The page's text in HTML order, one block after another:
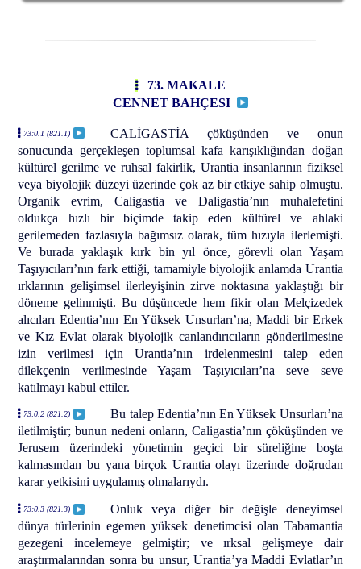
73. MAKALE
CENNET BAHÇESI
73:0.1 (821.1)
CALİGASTİA çöküşünden ve onun
sonucunda gerçekleşen toplumsal kafa karışıklığından doğan
kültürel gerilme ve ruhsal fakirlik, Urantia insanlarının fiziksel
veya biyolojik düzeyi üzerinde çok az bir etkiye sahip olmuştu.
Organik evrim, Caligastia ve Daligastia’nın muhalefetini
oldukça hızlı bir biçimde takip eden kültürel ve ahlaki
gerilemeden fazlasıyla bağımsız olarak, tüm hızıyla ilerlemişti.
Ve burada yaklaşık kırk bin yıl önce, görevli olan Yaşam
Taşıyıcıları’nın fark ettiği, tamamiyle biyolojik anlamda Urantia
ırklarının gelişimsel ilerleyişinin zirve noktasına yaklaştığı bir
döneme gelinmişti. Bu düşüncede hem fikir olan Melçizedek
alıcıları Edentia’nın En Yüksek Unsurları’na, Maddi bir Erkek
ve Kız Evlat olarak biyolojik canlandırıcıların gönderilmesine
izin verilmesi için Urantia’nın irdelenmesini talep eden
dilekçenin verilmesinde Yaşam Taşıyıcıları’na seve seve
katılmayı kabul ettiler.
73:0.2 (821.2)
Bu talep Edentia’nın En Yüksek Unsurları’na
iletilmiştir; bunun nedeni onların, Caligastia’nın çöküşünden ve
Jerusem üzerindeki yönetimin geçici bir süreliğine boşta
kalmasından bu yana birçok Urantia olayı üzerinde doğrudan
karar yetkisini uygulamış olmalarıydı.
73:0.3 (821.3)
Onluk veya diğer bir değişle deneyimsel
dünya türlerinin egemen yüksek denetimcisi olan Tabamantia
gezegeni incelemeye gelmiştir; ve ırksal gelişmeye dair
araştırmalarından sonra bu unsur, Urantia’ya Maddi Evlatlar’ın